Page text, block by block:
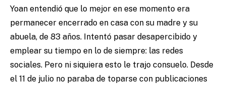
Yoan entendió que lo mejor en ese momento era
permanecer encerrado en casa con su madre y su
abuela, de 83 años. Intentó pasar desapercibido y
emplear su tiempo en lo de siempre: las redes
sociales. Pero ni siquiera esto le trajo consuelo. Desde
el 11 de julio no paraba de toparse con publicaciones